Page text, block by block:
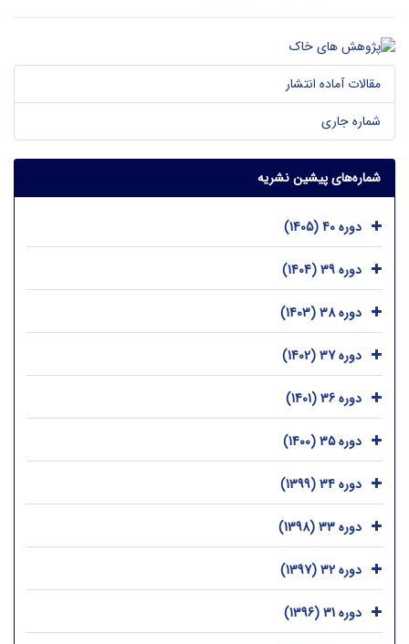
مقالات آماده انتشار
شماره جاری
شماره‌های پیشین نشریه
دوره 40 (1405)
دوره 39 (1404)
دوره 38 (1403)
دوره 37 (1402)
دوره 36 (1401)
دوره 35 (1400)
دوره 34 (1399)
دوره 33 (1398)
دوره 32 (1397)
دوره 31 (1396)